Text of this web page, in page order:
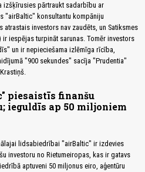
izšķīrusies pārtraukt sadarbību ar
"airBaltic" konsultantu kompāniju
atrastais investors nav zaudēts, un Satiksmes
ir iespējas turpināt sarunas. Tomēr investors
un ir nepieciešama izlēmīga rīcība,
"900 sekundes" sacīja "Prudentia"
piesaistīs finanšu
ieguldīs ap 50 miljoniem
lidsabiedrībai "airBaltic" ir izdevies
investoru no Rietumeiropas, kas ir gatavs
aptuveni 50 miljonus eiro, aģentūru